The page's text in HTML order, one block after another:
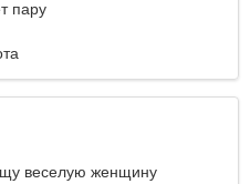
пару
веселую женщину